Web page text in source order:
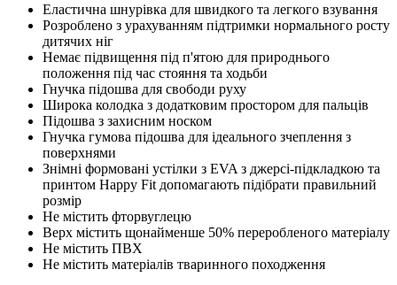
Еластична шнурівка для швидкого та легкого взування
Розроблено з урахуванням підтримки нормального росту
дитячих ніг
Немає підвищення під п'ятою для природнього
положення під час стояння та ходьби
Гнучка підошва для свободи руху
Широка колодка з додатковим простором для пальців
Підошва з захисним носком
Гнучка гумова підошва для ідеального зчеплення з
поверхнями
Знімні формовані устілки з EVA з джерсі-підкладкою та
принтом Happy Fit допомагають підібрати правильний
розмір
Не містить фторвуглецю
Верх містить щонайменше 50% переробленого матеріалу
Не містить ПВХ
Не містить матеріалів тваринного походження